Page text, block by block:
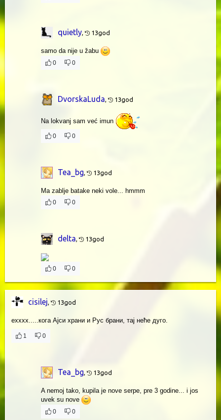
quietly, 13god
samo da nije u žabu
0 0
DvorskaLuda, 13god
Na lokvanj sam već imun
0 0
Tea_bg, 13god
Ma zablje batake neki vole... hmmm
0 0
delta, 13god
0 0
cisilej, 13god
ехххх.....кога Ајси храни и Рус брани, тај неће дуго.
1 0
Tea_bg, 13god
A nemoj tako, kupila je nove serpe, pre 3 godine... i jos
uvek su nove
0 0